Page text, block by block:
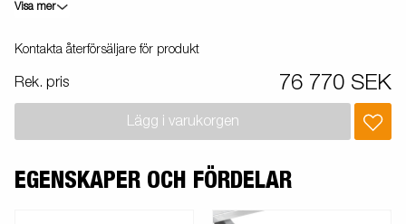
anpassning till din båt. Varmgalvaniserat chassi för lång hållbarhet.
utrustat med en extra säkerhetsvajer för användning vid transport.
Visa mer
Kontakta återförsäljare för produkt
Rek. pris 76 770 SEK
Lägg i varukorgen
EGENSKAPER OCH FÖRDELAR